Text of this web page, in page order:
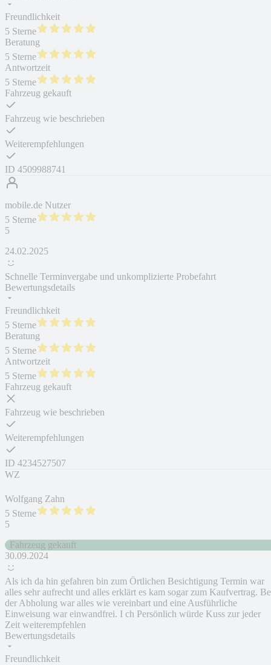
Freundlichkeit
5 Sterne
Beratung
5 Sterne
Antwortzeit
5 Sterne
Fahrzeug gekauft
Fahrzeug wie beschrieben
Weiterempfehlungen
ID 4509988741
mobile.de Nutzer
5 Sterne
5
24.02.2025
Schnelle Terminvergabe und unkomplizierte Probefahrt
Bewertungsdetails
Freundlichkeit
5 Sterne
Beratung
5 Sterne
Antwortzeit
5 Sterne
Fahrzeug gekauft
Fahrzeug wie beschrieben
Weiterempfehlungen
ID 4234527507
WZ
Wolfgang Zahn
5 Sterne
5
Fahrzeug gekauft
30.09.2024
Als ich da hin gefahren bin zum Örtlichen Besichtigung Termin war
alles sehr aufrecht und alles erklärt es kam sogar zum Kaufvertrag.
der Abholung war alles wie vereinbart und eine Ausführliche
Einweisung war einwandfrei. I ch Persönlich würde Kuss zur jeder
Zeit weiterempfehlen
Bewertungsdetails
Freundlichkeit